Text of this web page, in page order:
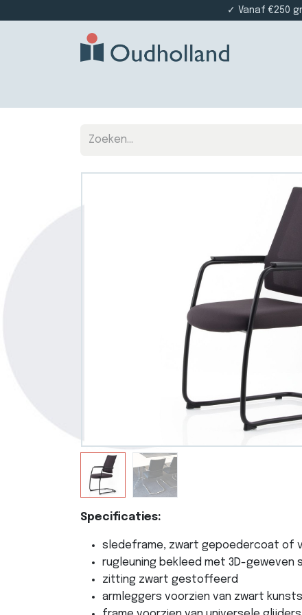
✓ Vanaf €250
Specificaties:
sledeframe, zwart gepoedercoat of
rugleuning bekleed met 3D-geweven
zitting zwart gestoffeerd
armleggers voorzien van zwart